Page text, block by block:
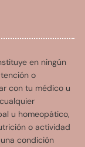
en ningún
o
con tu médico u
u homeopático,
o actividad
condición